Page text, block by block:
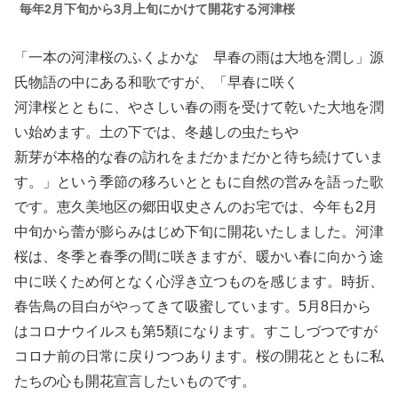
毎年2月下旬から3月上旬にかけて開花する河津桜
「一本の河津桜のふくよかな 早春の雨は大地を潤し」源
氏物語の中にある和歌ですが、「早春に咲く
河津桜とともに、やさしい春の雨を受けて乾いた大地を潤
い始めます。土の下では、冬越しの虫たちや
新芽が本格的な春の訪れをまだかまだかと待ち続けていま
す。」という季節の移ろいとともに自然の営みを語った歌
です。恵久美地区の郷田収史さんのお宅では、今年も2月
中旬から蕾が膨らみはじめ下旬に開花いたしました。河津
桜は、冬季と春季の間に咲きますが、暖かい春に向かう途
中に咲くため何となく心浮き立つものを感じます。時折、
春告鳥の目白がやってきて吸蜜しています。5月8日から
はコロナウイルスも第5類になります。すこしづつですが
コロナ前の日常に戻りつつあります。桜の開花とともに私
たちの心も開花宣言したいものです。